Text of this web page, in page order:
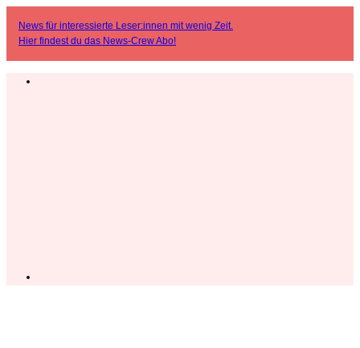
News für interessierte Leser:innen mit wenig Zeit.
Hier findest du das News-Crew Abo!